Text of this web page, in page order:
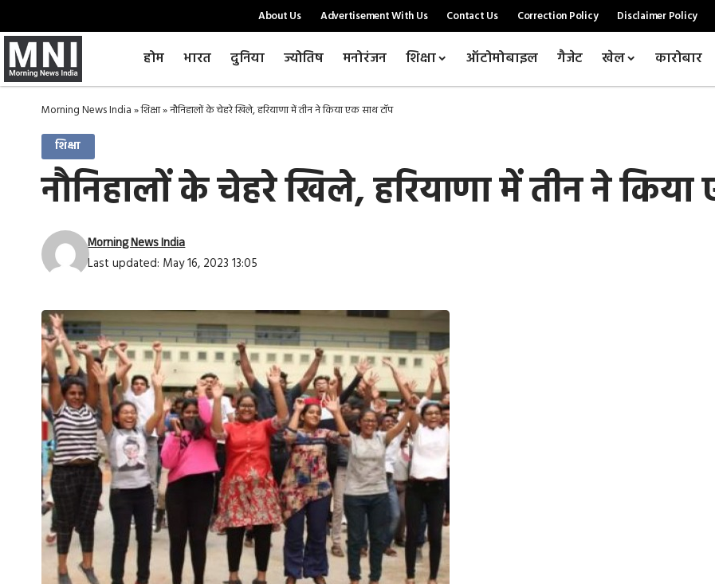
About Us Advertisement With Us Contact Us Correction Policy Disclaimer Policy
होम भारत दुनिया ज्योतिष मनोरंजन शिक्षा ऑटोमोबाइल गैजेट खेल कारोबार
Morning News India»शिक्षा»नौनिहालों के चेहरे खिले, हरियाणा में तीन ने किया एक साथ टाॅप
शिक्षा
नौनिहालों के चेहरे खिले, हरियाणा में तीन ने
Last updated: May 16, 2023 13:05
Morning News India